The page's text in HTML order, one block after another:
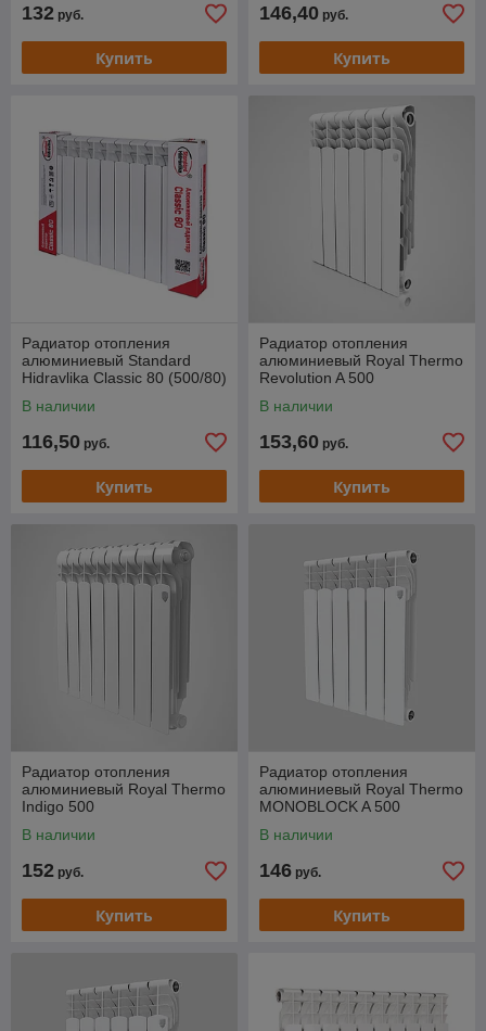
132 руб.
Купить
146,40 руб.
Купить
Радиатор отопления
алюминиевый Standard
Hidravlika Classic 80 (500/80)
В наличии
116,50 руб.
Купить
Радиатор отопления
алюминиевый Royal Thermo
Revolution A 500
В наличии
153,60 руб.
Купить
Радиатор отопления
алюминиевый Royal Thermo
Indigo 500
В наличии
152 руб.
Купить
Радиатор отопления
алюминиевый Royal Thermo
MONOBLOCK A 500
В наличии
146 руб.
Купить